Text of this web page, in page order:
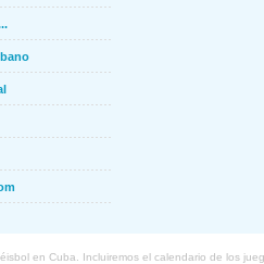
en Cuba. Incluiremos el calendario de los